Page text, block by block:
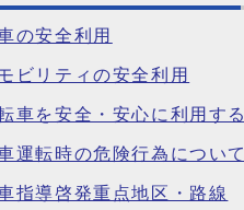
の安全利用
ビリティの安全利用
転車を安全・安心に利用す
運転時の危険行為について
指導啓発重点地区・路線